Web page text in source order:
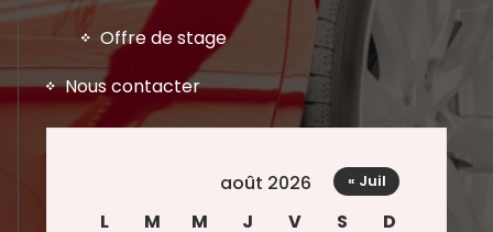
Offre de stage
Nous contacter
août 2026
L
M M J V S D
« Juil